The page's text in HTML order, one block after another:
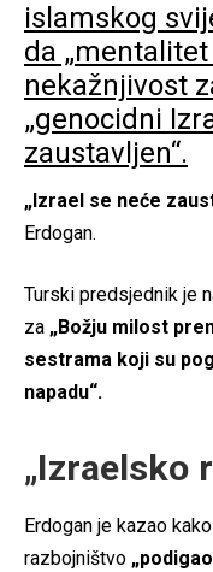
islamskog
da
nekažnjivost
„genocidni
zaustavljen“.
„Izrael se neće
Erdogan.
Turski predsjednik je
za „Božju milost
sestrama koji su
napadu“.
„Izraelsko
Erdogan je kazao
razbojništvo